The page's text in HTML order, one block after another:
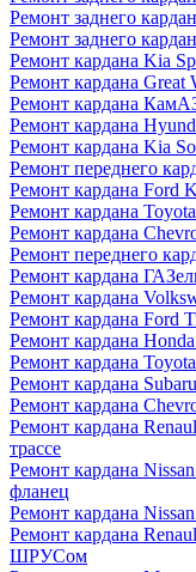
Ремонт заднего
Ремонт заднего
Ремонт кардана Kia
Ремонт кардана Great
Ремонт кардана
Ремонт кардана
Ремонт кардана Kia
Ремонт переднего
Ремонт кардана Ford
Ремонт кардана
Ремонт кардана
Ремонт переднего
Ремонт кардана
Ремонт кардана
Ремонт кардана Ford
Ремонт кардана
Ремонт кардана
Ремонт кардана
Ремонт кардана
Ремонт кардана
трассе
Ремонт кардана
фланец
Ремонт кардана
Ремонт кардана
ШРУСом